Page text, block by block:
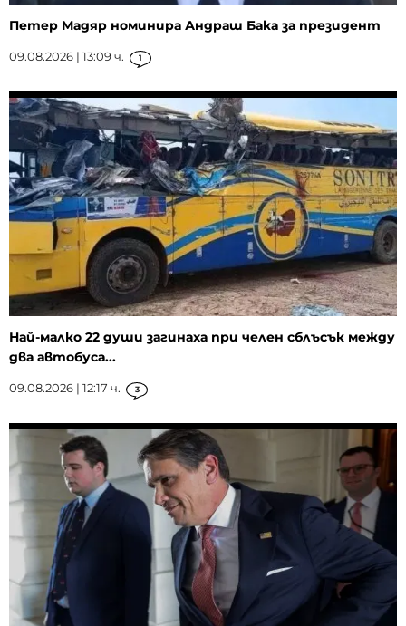
Петер Мадяр номинира Андраш Бака за президент
09.08.2026 | 13:09 ч. 1
Най-малко 22 души загинаха при челен сблъсък между
два автобуса...
09.08.2026 | 12:17 ч. 3